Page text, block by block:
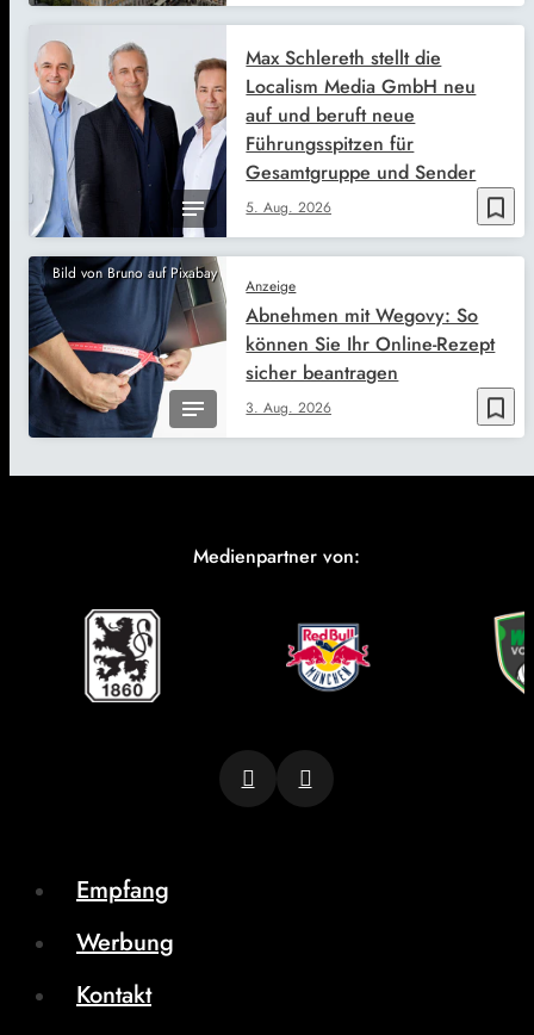
bookmark_border
5. Aug. 2026
Max Schlereth stellt die
Localism Media GmbH neu
auf und beruft neue
Führungsspitzen für
Gesamtgruppe und Sender
Bild von Bruno auf Pixabay
bookmark_border
Anzeige
3. Aug. 2026
Abnehmen mit Wegovy: So
können Sie Ihr Online-Rezept
sicher beantragen
Medienpartner von:
Empfang
Werbung
Kontakt